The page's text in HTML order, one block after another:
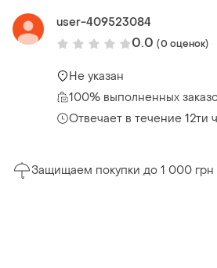
user-409523084
0.0 (0 оценок)
Не указан
100% выполненных
Отвечает в течение 12ти
Защищаем покупки до 1 000 грн